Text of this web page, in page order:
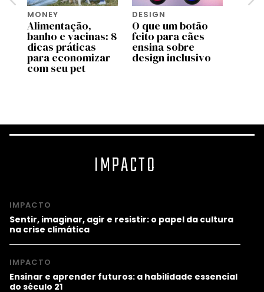
MONEY
Alimentação,
banho e vacinas: 8
dicas práticas
para economizar
com seu pet
DESIGN
O que um botão
feito para cães
ensina sobre
design inclusivo
IMPACTO
IMPACTO
Sentir, imaginar, agir e resistir: o papel da cultura
na crise climática
IMPACTO
Ensinar e aprender futuros: a habilidade essencial
do século 21